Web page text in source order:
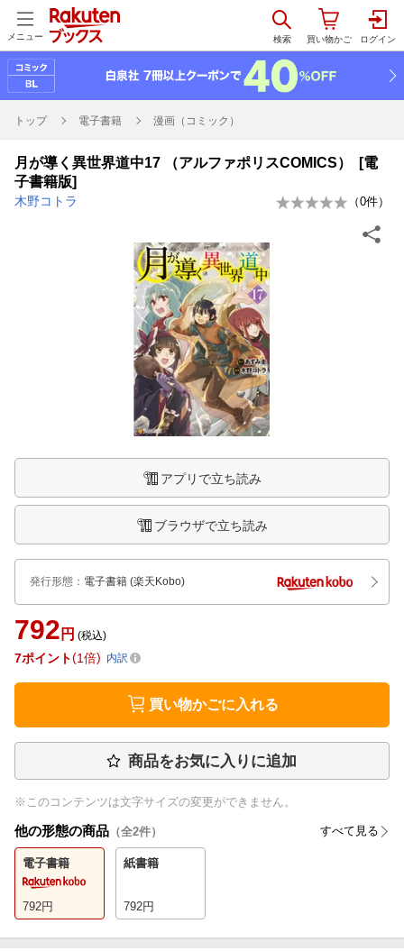
メニュー
トップ 電子書籍 漫画（コミック）
月が導く異世界道中17 （アルファポリスCOMICS） [電
子書籍版]
木野コトラ （0件）
アプリで立ち読み
ブラウザで立ち読み
発行形態 ： 電子書籍 (楽天Kobo)
792 円 (税込)
7ポイント 1倍 内訳
買い物かごに入れる
商品をお気に入りに追加
※このコンテンツは文字サイズの変更ができません。
他の形態の商品 （全2件） すべて見る
電子書籍
792円
紙書籍
792円